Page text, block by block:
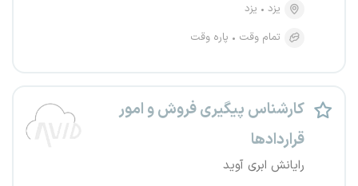
یزد
یزد
تمام وقت
پاره وقت
کارشناس پیگیری فروش و امور
قراردادها
رایانش ابری آوید